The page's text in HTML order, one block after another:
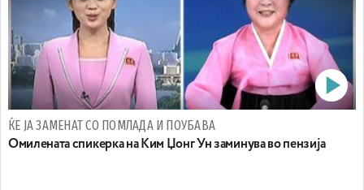
ЌЕ ЈА ЗАМЕНАТ СО ПОМЛАДА И ПОУБАВА
Омилената спикерка на Ким Џонг Ун заминува во пензија